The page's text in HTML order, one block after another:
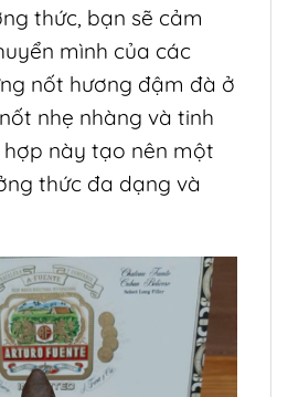
thức, bạn sẽ cảm
mình của các
nốt hương đậm đà ở
nhẹ nhàng và tinh
hợp này tạo nên một
thức đa dạng và